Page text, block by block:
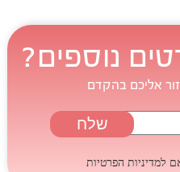
נוספים?
אליכם בהקדם
למדיניות הפרטיות